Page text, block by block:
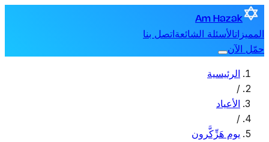
Am Hazak
المميزاتالأسئلة الشائعةاتصل بنا
حمّل الآن
الرئيسية
/
الأعياد
/
يوم هَزِّكَّرون